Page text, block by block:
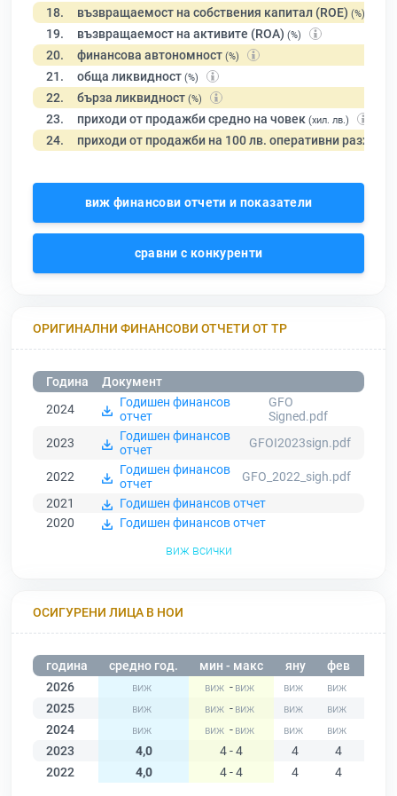
18. възвращаемост на собствения капитал (ROE) (%)
19. възвращаемост на активите (ROA) (%)
20. финансова автономност (%)
21. обща ликвидност (%)
22. бърза ликвидност (%)
23. приходи от продажби средно на човек (хил. лв.)
24. приходи от продажби на 100 лв. оперативни разходи
виж финансови отчети и показатели
сравни с конкуренти
ОРИГИНАЛНИ ФИНАНСОВИ ОТЧЕТИ ОТ ТР
Година
Документ
2024
Годишен финансов
отчет
GFO
Signed.pdf
2023
Годишен финансов
отчет
GFOІ2023sign.pdf
2022
Годишен финансов
отчет
GFO_2022_sigh.pdf
2021
Годишен финансов отчет
2020
Годишен финансов отчет
виж всички
ОСИГУРЕНИ ЛИЦА В НОИ
година средно год. мин - макс яну фев
2026
-
2025
-
2024
-
2023
4,0 4 - 4 4 4
2022
4,0 4 - 4 4 4